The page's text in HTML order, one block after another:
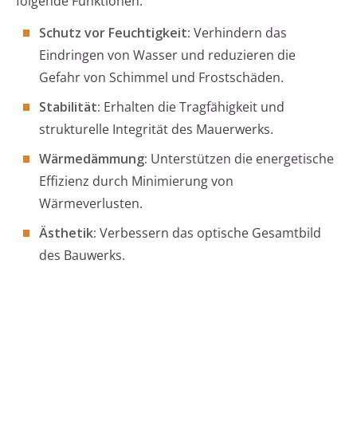
Schutz vor Feuchtigkeit: Verhindern das
Eindringen von Wasser und reduzieren die
Gefahr von Schimmel und Frostschäden.
Stabilität: Erhalten die Tragfähigkeit und
strukturelle Integrität des Mauerwerks.
Wärmedämmung: Unterstützen die energetische
Effizienz durch Minimierung von
Wärmeverlusten.
Ästhetik: Verbessern das optische Gesamtbild
des Bauwerks.